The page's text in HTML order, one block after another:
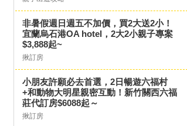
非暑假週日週五不加價，買2大送2小！
宜蘭烏石港OA hotel，2大2小親子專案
$3,888起~
揪訂房
小朋友許願必去首選，2日暢遊六福村
+和動物大明星親密互動！新竹關西六福
莊代訂房$6088起～
揪訂房